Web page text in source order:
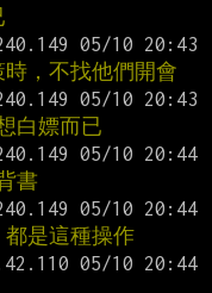
，不找他們開會
白嫖而已
書
是這種操作